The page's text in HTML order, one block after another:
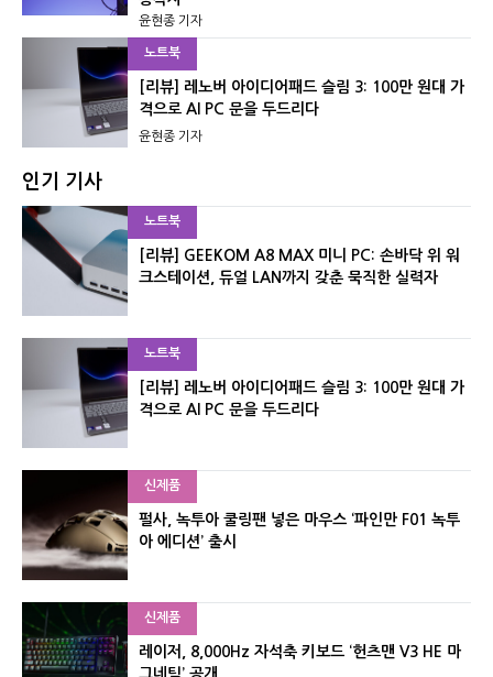
윤현종 기자
노트북
[리뷰] 레노버 아이디어패드 슬림 3: 100만 원대 가
격으로 AI PC 문을 두드리다
윤현종 기자
인기 기사
노트북
[리뷰] GEEKOM A8 MAX 미니 PC: 손바닥 위 워
크스테이션, 듀얼 LAN까지 갖춘 묵직한 실력자
노트북
[리뷰] 레노버 아이디어패드 슬림 3: 100만 원대 가
격으로 AI PC 문을 두드리다
신제품
펄사, 녹투아 쿨링팬 넣은 마우스 ‘파인만 F01 녹투
아 에디션’ 출시
신제품
레이저, 8,000Hz 자석축 키보드 ‘헌츠맨 V3 HE 마
그네틱’ 공개